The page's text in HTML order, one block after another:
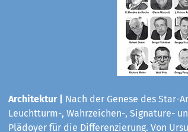
Architektur |
Nach der Genese des Star-
Leuchtturm-, Wahrzeichen-, Signature-
Plädoyer für die Differenzierung. Von